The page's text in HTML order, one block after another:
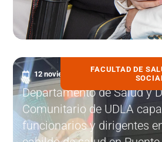
FACULTAD DE
12 noviembre, 2025
Departamento de Salud y
Comunitario de UDLA
funcionarios y dirigentes